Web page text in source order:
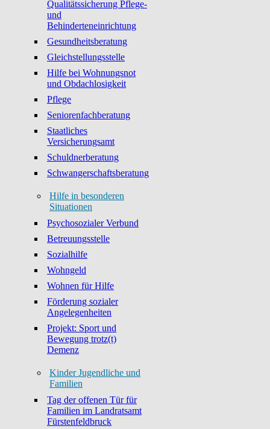
Qualitätssicherung Pflege-
und
Behinderteneinrichtung
Gesundheitsberatung
Gleichstellungsstelle
Hilfe bei Wohnungsnot
und Obdachlosigkeit
Pflege
Seniorenfachberatung
Staatliches
Versicherungsamt
Schuldnerberatung
Schwangerschaftsberatung
Hilfe in besonderen
Situationen
Psychosozialer Verbund
Betreuungsstelle
Sozialhilfe
Wohngeld
Wohnen für Hilfe
Förderung sozialer
Angelegenheiten
Projekt: Sport und
Bewegung trotz(t)
Demenz
Kinder Jugendliche und
Familien
Tag der offenen Tür für
Familien im Landratsamt
Fürstenfeldbruck